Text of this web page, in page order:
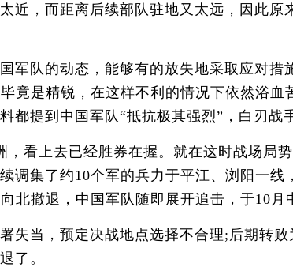
近，而距离后续部队驻地又太远，因此
队的动态，能够有的放失地采取应对措
竟是精锐，在这样不利的情况下依然浴
提到中国军队“抵抗极其强烈”，白刃战
上去已经胜券在握。就在这时战场局
调集了约10个军的兵力于平江、浏阳一
撤退，中国军队随即展开追击，于10月
当，预定决战地点选择不合理;后期转败
了。